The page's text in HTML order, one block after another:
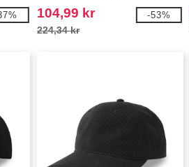
CAP 2-TONE
104,99 kr
224,34 kr
-53%